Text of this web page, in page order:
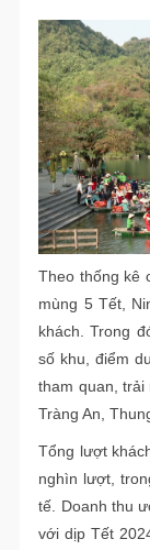
Theo thống kê
mùng 5 Tết,
khách. Trong
số khu, điểm
tham quan,
Tràng An,
Tổng lượt
nghìn lượt,
tế. Doanh thu
với dịp Tết